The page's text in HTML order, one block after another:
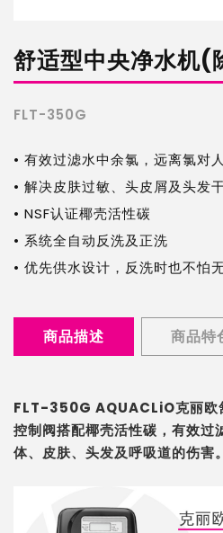
净
水
机
舒适型中央净水机(
FLT-350G
• 有效过滤水中余氯，远离氯对
• 解决皮肤过敏、头皮屑及头发
• NSF认证椰壳活性碳
• 系统全自动反洗及正洗
• 优先供水设计，反洗时也不怕
商品描述 商品特
FLT-350G AQUACLiO克丽欧
控制阀搭配椰壳活性碳，有效过
体、皮肤、头发及呼吸道的伤害。